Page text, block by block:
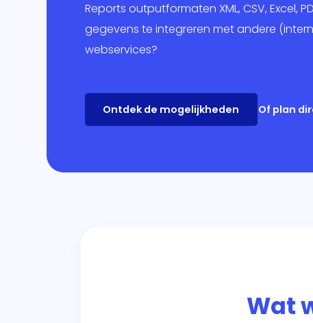
Reports outputformaten XML, CSV, Excel,
gegevens te integreren met andere
webservices?
Ontdek de mogelijkheden Of plan
Wat